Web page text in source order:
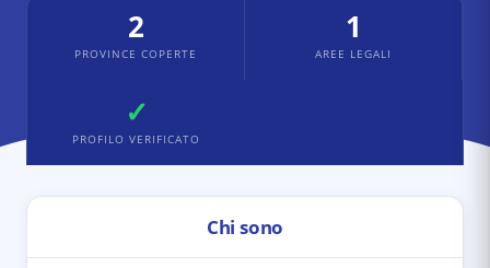
2
PROVINCE COPERTE
1
AREE LEGALI
✓
PROFILO VERIFICATO
Chi sono